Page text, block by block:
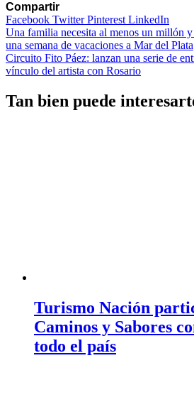
Compartir
Facebook TwitterPinterest LinkedIn
Navegación
de
entradas
Una familia necesita al menos un millón
una semana de vacaciones a Mar del Plata
Circuito Fito Páez: lanzan una serie de
vínculo del artista con Rosario
Tan bien puede
Turismo Nación
Caminos y Sabores
todo el país